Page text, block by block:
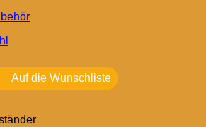
Auf die Wunschliste